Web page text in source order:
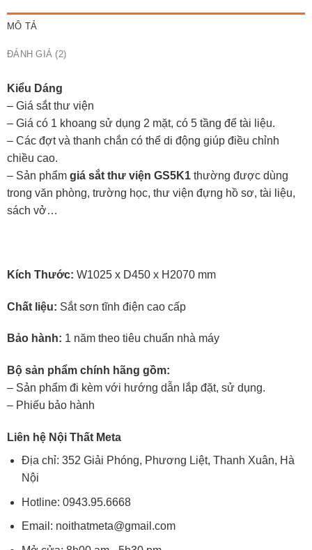
MÔ TẢ
ĐÁNH GIÁ (2)
Kiểu Dáng
– Giá sắt thư viện
– Giá có 1 khoang sử dụng 2 mặt, có 5 tầng để tài liệu.
– Các đợt và thanh chắn có thể di động giúp điều chỉnh
chiều cao.
– Sản phẩm giá sắt thư viện GS5K1 thường được dùng
trong văn phòng, trường học, thư viện đựng hồ sơ, tài liệu,
sách vở…
Kích Thước: W1025 x D450 x H2070 mm
Chất liệu: Sắt sơn tĩnh điện cao cấp
Bảo hành: 1 năm theo tiêu chuẩn nhà máy
Bộ sản phẩm chính hãng gồm:
– Sản phẩm đi kèm với hướng dẫn lắp đặt, sử dụng.
– Phiếu bảo hành
Liên hệ Nội Thất Meta
Địa chỉ: 352 Giải Phóng, Phương Liệt, Thanh Xuân, Hà
Nội
Hotline: 0943.95.6668
Email: noithatmeta@gmail.com